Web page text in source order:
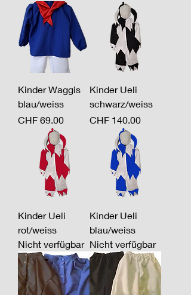
Kinder Waggis
blau/weiss
Preis
CHF 69.00
Kinder Ueli
schwarz/weiss
Preis
CHF 140.00
Kinder Ueli
rot/weiss
Nicht verfügbar
Kinder Ueli
blau/weiss
Nicht verfügbar